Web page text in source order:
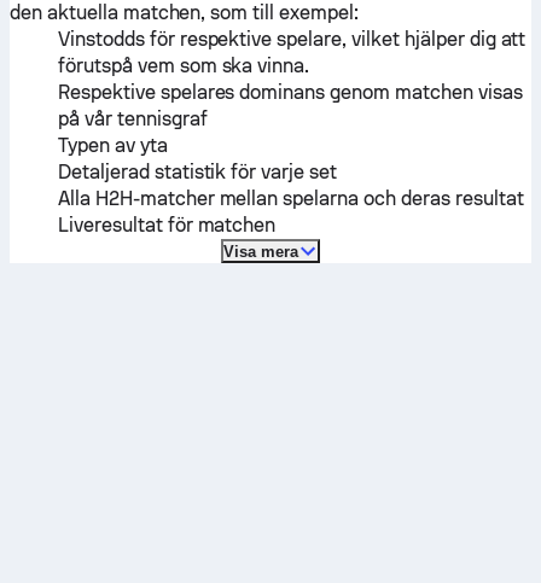
den aktuella matchen, som till exempel:
Vinstodds för respektive spelare, vilket hjälper dig att
förutspå vem som ska vinna.
Respektive spelares dominans genom matchen visas
på vår tennisgraf
Typen av yta
Detaljerad statistik för varje set
Alla H2H-matcher mellan spelarna och deras resultat
Liveresultat för matchen
Visa mera